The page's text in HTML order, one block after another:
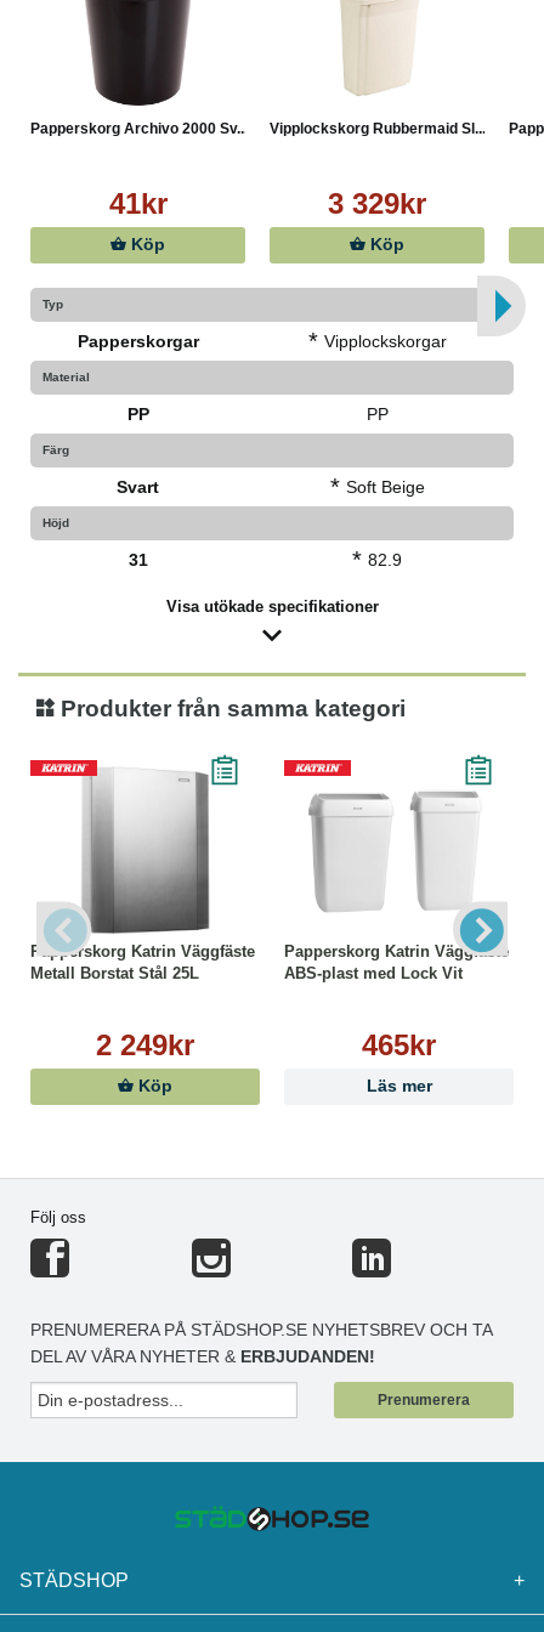
Papperskorg Archivo 2000 Sv...
41kr
Köp
Vipplockskorg Rubbermaid Sl...
3 329kr
Köp
Typ
Papperskorgar * Vipplockskorgar
Material
PP PP
Färg
Svart * Soft Beige
Höjd
31 * 82.9
Visa utökade specifikationer
Produkter från samma kategori
Papperskorg Katrin Väggfäste
Metall Borstat Stål 25L
2 249kr
Köp
Papperskorg Katrin Väggfäste
ABS-plast med Lock Vit
465kr
Läs mer
Följ oss
PRENUMERERA PÅ STÄDSHOP.SE NYHETSBREV OCH TA
DEL AV VÅRA NYHETER & ERBJUDANDEN!
Prenumerera
STÄDSHOP +